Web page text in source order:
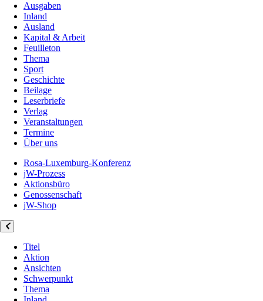
Ausgaben
Inland
Ausland
Kapital & Arbeit
Feuilleton
Thema
Sport
Geschichte
Beilage
Leserbriefe
Verlag
Veranstaltungen
Termine
Über uns
Rosa-Luxemburg-Konferenz
jW-Prozess
Aktionsbüro
Genossenschaft
jW-Shop
Titel
Aktion
Ansichten
Schwerpunkt
Thema